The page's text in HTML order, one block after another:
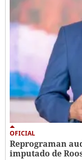
OFICIAL
Reprograman
imputado de